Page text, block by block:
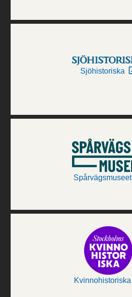
Sjöhistoriska
Spårvägsmuseet
Kvinnohistoriska